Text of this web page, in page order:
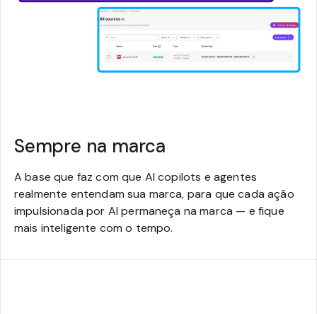
Sempre na marca
A base que faz com que AI copilots e agentes
realmente entendam sua marca, para que cada ação
impulsionada por AI permaneça na marca — e fique
mais inteligente com o tempo.